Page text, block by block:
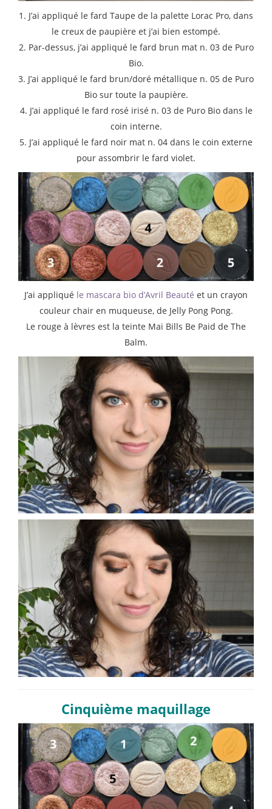
1. J’ai appliqué le fard Taupe de la palette Lorac Pro, dans
le creux de paupière et j’ai bien estompé.
2. Par-dessus, j’ai appliqué le fard brun mat n. 03 de Puro
Bio.
3. J’ai appliqué le fard brun/doré métallique n. 05 de Puro
Bio sur toute la paupière.
4. J’ai appliqué le fard rosé irisé n. 03 de Puro Bio dans le
coin interne.
5. J’ai appliqué le fard noir mat n. 04 dans le coin externe
pour assombrir le fard violet.
J’ai appliqué le mascara bio d’Avril Beauté et un crayon
couleur chair en muqueuse, de Jelly Pong Pong.
Le rouge à lèvres est la teinte Mai Bills Be Paid de The
Balm.
Cinquième maquillage